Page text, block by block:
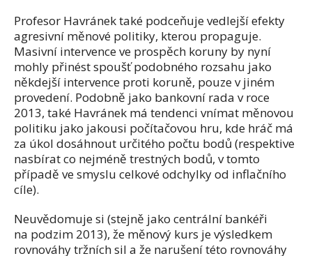
Profesor Havránek také podceňuje vedlejší efekty
agresivní měnové politiky, kterou propaguje.
Masivní intervence ve prospěch koruny by nyní
mohly přinést spoušť podobného rozsahu jako
někdejší intervence proti koruně, pouze v jiném
provedení. Podobně jako bankovní rada v roce
2013, také Havránek má tendenci vnímat měnovou
politiku jako jakousi počítačovou hru, kde hráč má
za úkol dosáhnout určitého počtu bodů (respektive
nasbírat co nejméně trestných bodů, v tomto
případě ve smyslu celkové odchylky od inflačního
cíle).
Neuvědomuje si (stejně jako centrální bankéři
na podzim 2013), že měnový kurs je výsledkem
rovnováhy tržních sil a že narušení této rovnováhy